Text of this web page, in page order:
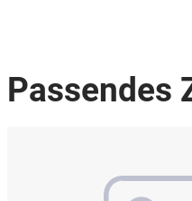
Passendes